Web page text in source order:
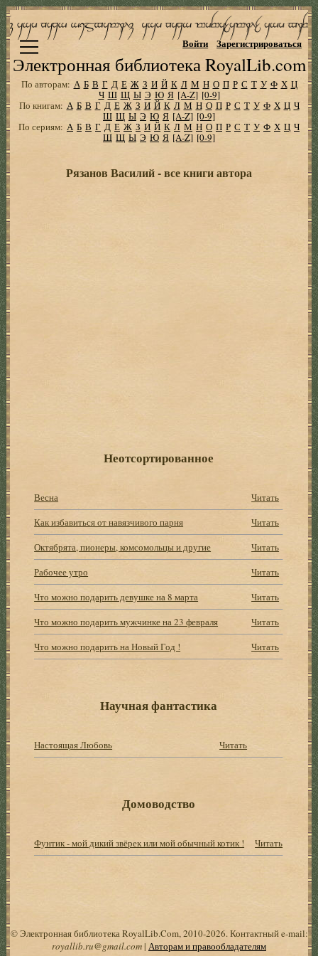
Электронная библиотека RoyalLib.com
Войти Зарегистрироваться
По авторам: А Б В Г Д Е Ж З И Й К Л М Н О П Р С Т У Ф Х Ц
Ч Ш Щ Ы Э Ю Я [A-Z] [0-9]
По книгам: А Б В Г Д Е Ж З И Й К Л М Н О П Р С Т У Ф Х Ц Ч
Ш Щ Ы Э Ю Я [A-Z] [0-9]
По сериям: А Б В Г Д Е Ж З И Й К Л М Н О П Р С Т У Ф Х Ц Ч
Ш Щ Ы Э Ю Я [A-Z] [0-9]
Рязанов Василий - все книги автора
Неотсортированное
Весна
Читать
Как избавиться от навязчивого парня
Читать
Октябрята, пионеры, комсомольцы и другие
Читать
Рабочее утро
Читать
Что можно подарить девушке на 8 марта
Читать
Что можно подарить мужчинке на 23 февраля
Читать
Что можно подарить на Новый Год !
Читать
Научная фантастика
Настоящая Любовь Читать
Домоводство
Фунтик - мой дикий звёрек или мой обычный котик ! Читать
© Электронная библиотека RoyalLib.Com, 2010-2026. Контактный e-mail:
royallib.ru@gmail.com| Авторам и правообладателям